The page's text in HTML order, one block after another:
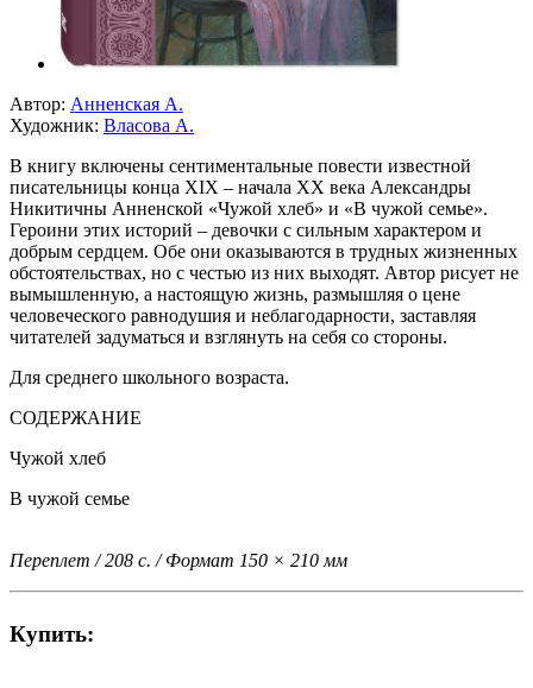
Автор: Анненская А.
Художник: Власова А.
В книгу включены сентиментальные повести известной
писательницы конца XIX – начала ХХ века Александры
Никитичны Анненской «Чужой хлеб» и «В чужой семье».
Героини этих историй – девочки с сильным характером и
добрым сердцем. Обе они оказываются в трудных жизненных
обстоятельствах, но с честью из них выходят. Автор рисует не
вымышленную, а настоящую жизнь, размышляя о цене
человеческого равнодушия и неблагодарности, заставляя
читателей задуматься и взглянуть на себя со стороны.
Для среднего школьного возраста.
СОДЕРЖАНИЕ
Чужой хлеб
В чужой семье
Переплет / 208 с. / Формат 150 × 210 мм
Купить: